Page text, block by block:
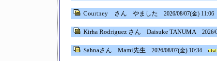
Courtney さん やました 2026/08/07(金) 11:06
Kirha Rodriguez さん Daisuke TANUMA 2026/
Sahnaさん Mami先生 2026/08/07(金) 10:34